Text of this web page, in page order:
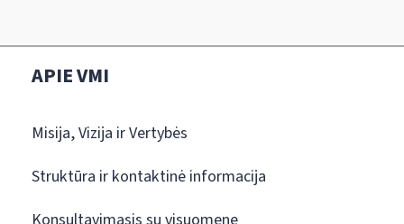
APIE VMI
Misija, Vizija ir Vertybės
Struktūra ir kontaktinė informacija